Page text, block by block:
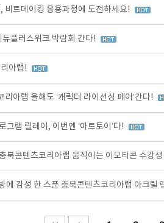
비트메이킹 응용과정에 도전하세요!
플러스위크 박람회 간다!
아랩!
아랩 올해도 ‘캐릭터 라이선싱 페어’간다!
그램 릴레이, 이번엔 ‘아트토이’다!
북콘텐츠코리아랩 움직이는 이모티콘 수강생
에 감성 한 스푼 충북콘텐츠코리아랩 아크릴